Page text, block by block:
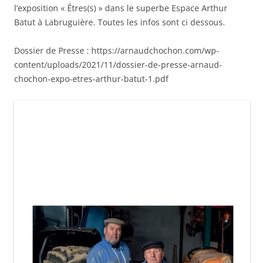
l’exposition « Êtres(s) » dans le superbe Espace Arthur
Batut à Labruguière. Toutes les infos sont ci dessous.
Dossier de Presse : https://arnaudchochon.com/wp-
content/uploads/2021/11/dossier-de-presse-arnaud-
chochon-expo-etres-arthur-batut-1.pdf